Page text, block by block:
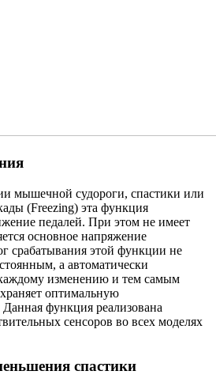
мышечной судороги, спастики или
(Freezing) эта функция
педалей. При этом не имеет
основное напряжение
срабатывания этой функции не
а автоматически
каждому изменению и тем самым
оптимальную
Данная функция реализована
сенсоров во всех моделях
спастики